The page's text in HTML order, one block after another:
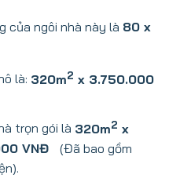
của ngôi nhà này là 80 x
là: 320m2 x 3.750.000
trọn gói là 320m2 x
VNĐ
(Đã bao gồm